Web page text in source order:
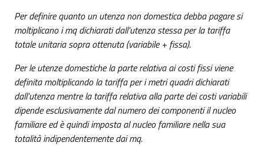
Per definire quanto un utenza non domestica debba pagare si
moltiplicano i mq dichiarati dall’utenza stessa per la tariffa
totale unitaria sopra ottenuta (variabile + fissa).
Per le utenze domestiche la parte relativa ai costi fissi viene
definita moltiplicando la tariffa per i metri quadri dichiarati
dall’utenza mentre la tariffa relativa alla parte dei costi variabili
dipende esclusivamente dal numero dei componenti il nucleo
familiare ed è quindi imposta al nucleo familiare nella sua
totalità indipendentemente dai mq.